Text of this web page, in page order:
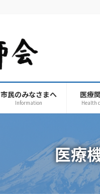
市民のみなさまへ
Information
医療
Health
医療